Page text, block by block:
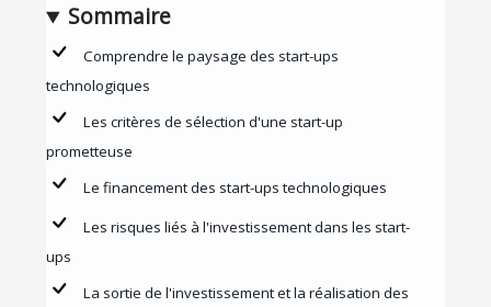
Sommaire
Comprendre le paysage des start-ups
technologiques
Les critères de sélection d'une start-up
prometteuse
Le financement des start-ups technologiques
Les risques liés à l'investissement dans les start-
ups
La sortie de l'investissement et la réalisation des